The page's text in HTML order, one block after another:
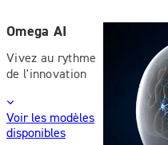
Omega AI
Vivez au rythme
de l'innovation
Voir les modèles
disponibles